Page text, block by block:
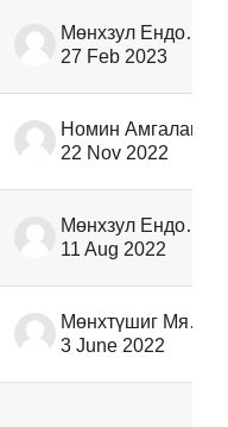
Мөнхзул Ёндонжамц
27 Feb 2023
Номин Амгалан
22 Nov 2022
Мөнхзул Ёндонжамц
11 Aug 2022
Мөнхтүшиг Мягмансүрэн
3 June 2022